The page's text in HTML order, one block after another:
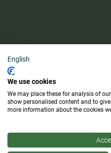
Lieferung & Zahlung
English
We use cookies
We may place these for analysis of
show personalised content and to
more information about the cookies